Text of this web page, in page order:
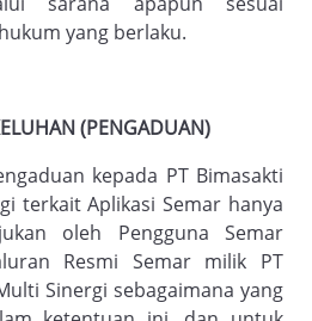
yang berlaku.
(PENGADUAN)
kepada PT Bimasakti
terkait Aplikasi Semar hanya
oleh Pengguna Semar
Resmi Semar milik PT
Sinergi sebagaimana yang